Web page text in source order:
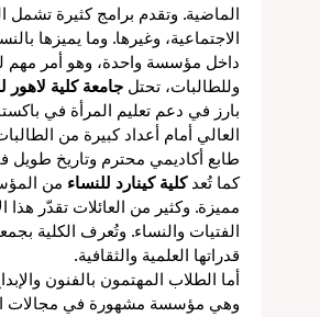
الماضية. وتقدم برامج كثيرة تشمل
الاجتماعية، وغيرها. وما يميزها
داخل مؤسسة واحدة، وهو أمر مهم
وللطالبات، تحتل جامعة كلية لاهور
بارز في دعم تعليم المرأة في
العالي أمام أعداد كبيرة من
طابع أكاديمي محترم وتاريخ طويل
كما تُعد كلية كينارد للنساء من
مميزة. وكثير من العائلات تقدّر
الفتيات والنساء. وتُعرف الكلية
قدراتها العلمية والثقافية.
أما الطلاب المهتمون بالفنون
وهي مؤسسة مشهورة في مجالات